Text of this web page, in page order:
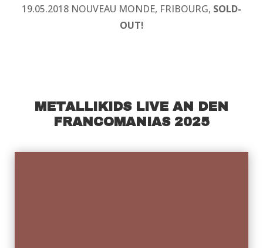
19.05.2018 NOUVEAU MONDE, FRIBOURG, SOLD-
OUT!
METALLIKIDS LIVE AN DEN
FRANCOMANIAS 2025